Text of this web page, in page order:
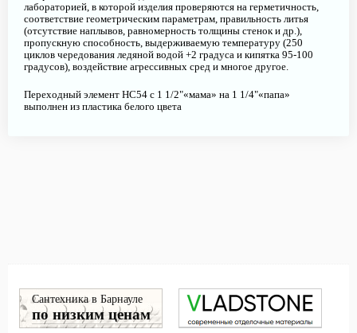
лабораторией, в которой изделия проверяются на герметичность,
соответствие геометрическим параметрам, правильность литья
(отсутствие наплывов, равномерность толщины стенок и др.),
пропускную способность, выдерживаемую температуру (250
циклов чередования ледяной водой +2 градуса и кипятка 95-100
градусов), воздействие агрессивных сред и многое другое.
Переходный элемент HC54 с 1 1/2"«мама» на 1 1/4"«папа»
выполнен из пластика белого цвета
Сантехника в Барнауле
по низким ценам